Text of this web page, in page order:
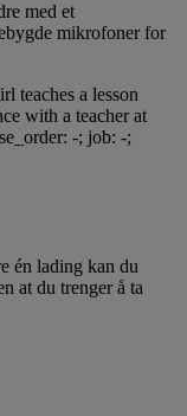
med et
mikrofoner for
én lading kan du
at du trenger å ta